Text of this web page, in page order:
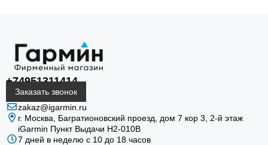
Защищённый корпус
Корпус 45 мм из армированного волокном
полимера дополнен химически упрочнённым
стеклом и рассчитан на активное использование.
+74951311414
Заказать звонок
zakaz@igarmin.ru
г. Москва, Багратионовский проезд, дом 7 кор 3, 2-й этаж
iGarmin Пункт Выдачи Н2-010В
7 дней в неделю с 10 до 18 часов